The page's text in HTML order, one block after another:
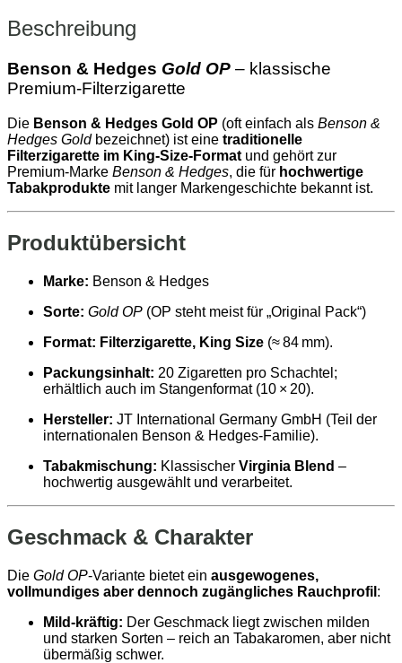
Beschreibung
Benson & Hedges Gold OP – klassische
Premium‑Filterzigarette
Die Benson & Hedges Gold OP (oft einfach als Benson &
Hedges Goldbezeichnet) ist eine traditionelle
Filterzigarette im King‑Size‑Format und gehört zur
Premium‑Marke Benson & Hedges, die für hochwertige
Tabakprodukte mit langer Markengeschichte bekannt ist.
Produktübersicht
Marke: Benson & Hedges
Sorte: Gold OP (OP steht meist für „Original Pack“)
Format: Filterzigarette, King Size (≈ 84 mm).
Packungsinhalt: 20 Zigaretten pro Schachtel;
erhältlich auch im Stangenformat (10 × 20).
Hersteller: JT International Germany GmbH (Teil der
internationalen Benson & Hedges‑Familie).
Tabakmischung: Klassischer Virginia Blend –
hochwertig ausgewählt und verarbeitet.
Geschmack & Charakter
Die Gold OP‑Variante bietet ein ausgewogenes,
vollmundiges aber dennoch zugängliches Rauchprofil :
Mild‑kräftig: Der Geschmack liegt zwischen milden
und starken Sorten – reich an Tabakaromen, aber nicht
übermäßig schwer.